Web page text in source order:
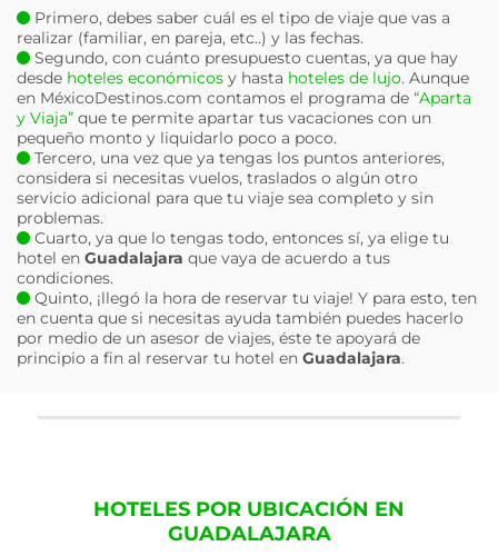
Primero, debes saber cuál es el tipo de viaje que vas a
realizar (familiar, en pareja, etc..) y las fechas.
Segundo, con cuánto presupuesto cuentas, ya que hay
desde hoteles económicos y hasta hoteles de lujo. Aunque
en MéxicoDestinos.com contamos el programa de “Aparta
y Viaja” que te permite apartar tus vacaciones con un
pequeño monto y liquidarlo poco a poco.
Tercero, una vez que ya tengas los puntos anteriores,
considera si necesitas vuelos, traslados o algún otro
servicio adicional para que tu viaje sea completo y sin
problemas.
Cuarto, ya que lo tengas todo, entonces sí, ya elige tu
hotel en Guadalajara que vaya de acuerdo a tus
condiciones.
Quinto, ¡llegó la hora de reservar tu viaje! Y para esto, ten
en cuenta que si necesitas ayuda también puedes hacerlo
por medio de un asesor de viajes, éste te apoyará de
principio a fin al reservar tu hotel en Guadalajara.
HOTELES POR UBICACIÓN EN
GUADALAJARA